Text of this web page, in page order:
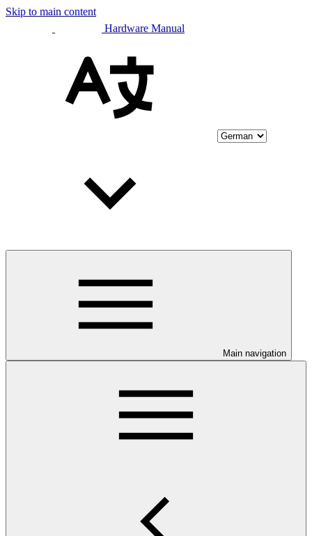
Skip to main content
Hardware Manual
Main navigation